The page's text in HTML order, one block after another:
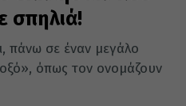
σπηλιά!
πάνω σε έναν μεγάλο
όπως τον ονομάζουν